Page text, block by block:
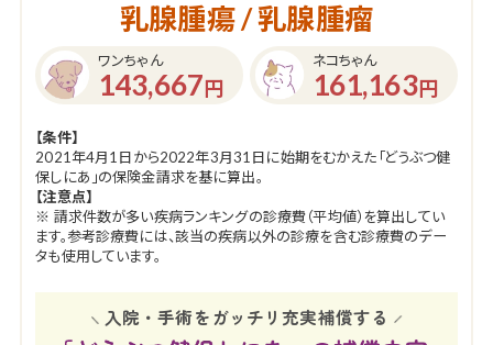
乳腺腫瘍 / 乳腺腫瘤
ワンちゃん
143,667円
ネコちゃん
161,163円
【条件】
2021年4月1日から2022年3月31日に始期をむかえた「どうぶつ健
保しにあ」の保険金請求を基に算出。
【注意点】
※ 請求件数が多い疾病ランキングの診療費（平均値）を算出してい
ます。参考診療費には、該当の疾病以外の診療を含む診療費のデー
タも使用しています。
入院・手術をガッチリ充実補償する